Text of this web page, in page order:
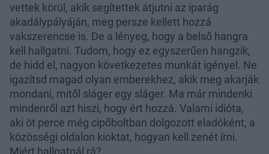
vettek körül, akik segítettek átjutni az iparág
akadálypályáján, meg persze kellett hozzá
vakszerencse is. De a lényeg, hogy a belső hangra
kell hallgatni. Tudom, hogy ez egyszerűen hangzik,
de hidd el, nagyon következetes munkát igényel. Ne
igazítsd magad olyan emberekhez, akik meg akarják
mondani, mitől sláger egy sláger. Ma már mindenki
mindenről azt hiszi, hogy ért hozzá. Valami idióta,
aki öt perce még cipőboltban dolgozott eladóként, a
közösségi oldalon kioktat, hogyan kell zenét írni.
Miért hallgatnál rá?